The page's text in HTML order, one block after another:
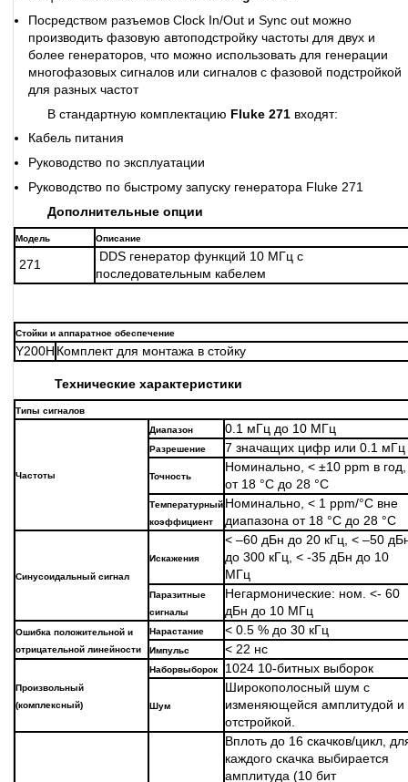
Посредством разъемов Clock In/Out и Sync out можно
производить фазовую автоподстройку частоты для двух и
более генераторов, что можно использовать для генерации
многофазовых сигналов или сигналов с фазовой подстройкой
для разных частот
В стандартную комплектацию Fluke 271 входят:
Кабель питания
Руководство по эксплуатации
Руководство по быстрому запуску генератора Fluke 271
Дополнительные опции
Модель Описание
271
DDS генератор функций 10 МГц с
последовательным кабелем
Стойки и аппаратное обеспечение
Y200H Комплект для монтажа в стойку
Технические характеристики
Типы сигналов
Частоты
Диапазон 0.1 мГц до 10 МГц
Разрешение 7 значащих цифр или 0.1 мГц
Точность
Номинально, < ±10 ppm в год,
от 18 °C до 28 °C
Температурный
коэффициент
Номинально, < 1 ppm/°C вне
диапазона от 18 °C до 28 °C
Синусоидальный сигнал
Искажения
< –60 дБн до 20 кГц, < –50
до 300 кГц, < -35 дБн до 10
МГц
Паразитные
сигналы
Негармонические: ном. <- 60
дБн до 10 МГц
Ошибка положительной и
отрицательной линейности
Нарастание < 0.5 % до 30 кГц
Импульс < 22 нс
Произвольный
(комплексный)
Наборвыборок 1024 10-битных выборок
Шум
Широкополосный шум с
изменяющейся амплитудой и
отстройкой.
Вплоть до 16 скачков/цикл,
каждого скачка выбирается
амплитуда (10 бит